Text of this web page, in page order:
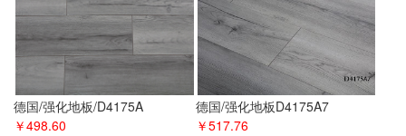
德国/强化地板/D4175A
￥498.60
德国/强化地板D4175A7
￥517.76